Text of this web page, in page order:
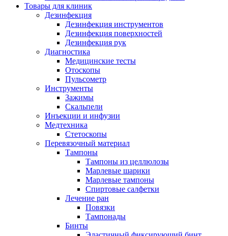
Товары для клиник
Дезинфекция
Дезинфекция инструментов
Дезинфекция поверхностей
Дезинфекция рук
Диагностика
Медицинские тесты
Отоскопы
Пульсометр
Инструменты
Зажимы
Скальпели
Инъекции и инфузии
Медтехника
Стетоскопы
Перевязочный материал
Тампоны
Тампоны из целлюлозы
Марлевые шарики
Марлевые тампоны
Спиртовые салфетки
Лечение ран
Повязки
Тампонады
Бинты